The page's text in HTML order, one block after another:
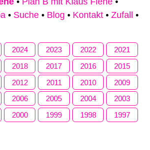
• Suche • Blog • Kontakt • Zufall
•
2024 2023 2022
2021
2018 2017 2016
2015
2012 2011 2010
2009
2006 2005 2004
2003
2000 1999 1998
1997